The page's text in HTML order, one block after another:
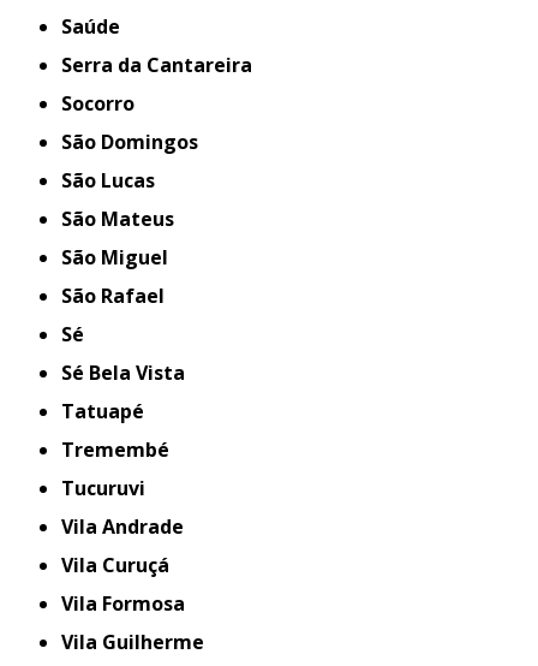
Saúde
Serra da Cantareira
Socorro
São Domingos
São Lucas
São Mateus
São Miguel
São Rafael
Sé
Sé Bela Vista
Tatuapé
Tremembé
Tucuruvi
Vila Andrade
Vila Curuçá
Vila Formosa
Vila Guilherme